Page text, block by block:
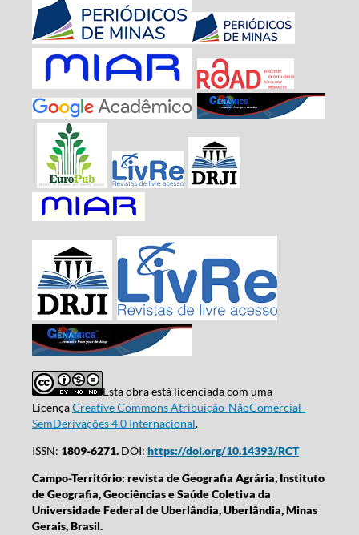
Esta obra está licenciada com uma
LicençaCreative Commons Atribuição-NãoComercial-
SemDerivações 4.0 Internacional.
ISSN: 1809-6271.DOI: https://doi.org/10.14393/RCT
Campo-Território: revista de Geografia Agrária, Instituto
de Geografia, Geociências e Saúde Coletiva da
Universidade Federal de Uberlândia, Uberlândia, Minas
Gerais, Brasil.